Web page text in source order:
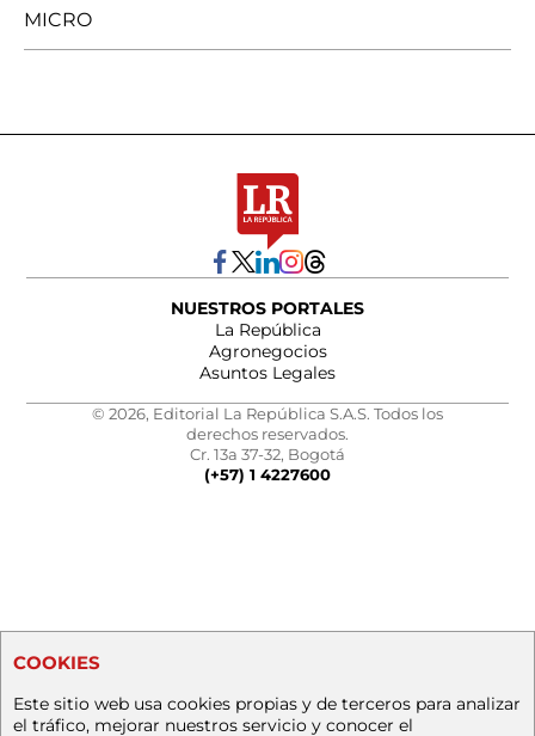
MICRO
NUESTROS PORTALES
La República
Agronegocios
Asuntos Legales
© 2026, Editorial La República S.A.S. Todos los
derechos reservados.
Cr. 13a 37-32, Bogotá
(+57) 1 4227600
COOKIES
Este sitio web usa cookies propias y de terceros para analizar
el tráfico, mejorar nuestros servicio y conocer el